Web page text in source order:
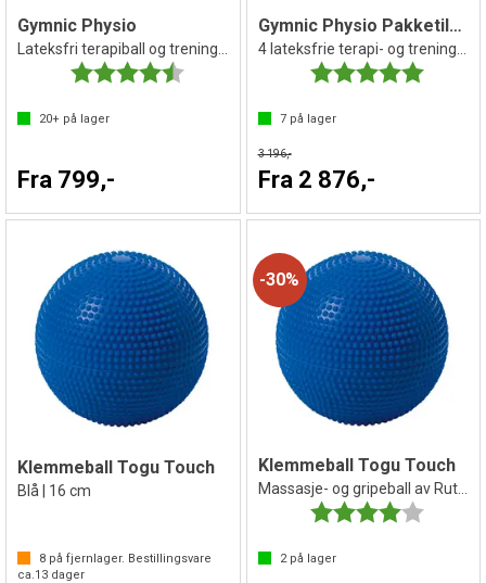
Gymnic Physio
Karakter:
4.8 av 5 mulige
20+ på lager
Fra 799,-
Gymnic Physio Pakketilbud 4 stk.
Karakter:
7på lager
3 196,-
Fra 2 876,-
Klemmeball Togu Touch
Blå | 16 cm
8 på fjernlager. Bestillingsvare
ca. 13 dager
30%
Klemmeball Togu Touch
Massasje- og gripeball av Ruton
Karakter:
2på lager